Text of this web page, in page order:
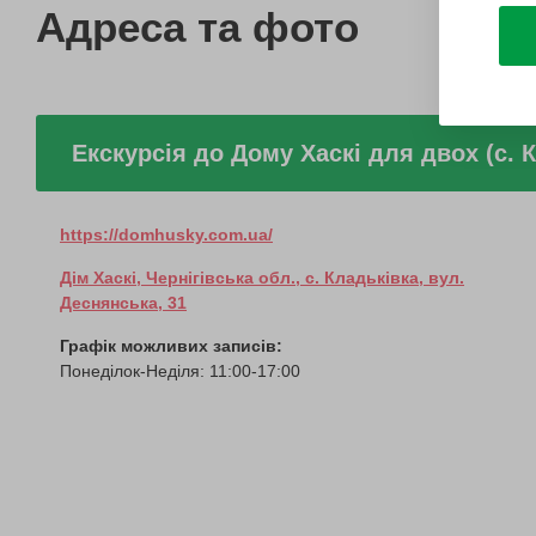
Адреса та фото
Екскурсія до Дому Хаскі для двох (с.
https://domhusky.com.ua/
Дім Хаскі, Чернігівська обл., с. Кладьківка, вул.
Деснянська, 31
Графік можливих записів:
Понеділок-Неділя: 11:00-17:00